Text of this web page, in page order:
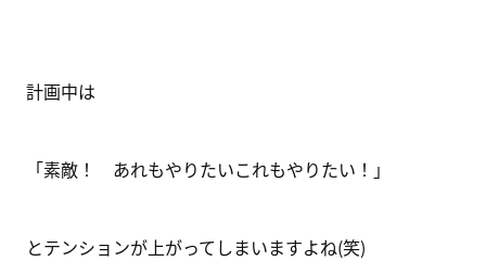
計画中は
「素敵！ あれもやりたいこれもやりたい！」
とテンションが上がってしまいますよね(笑)